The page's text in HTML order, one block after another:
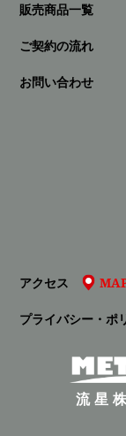
販売商品一覧
ご契約の流れ
お問い合わせ
アクセス
プライバシー・ポ
流星